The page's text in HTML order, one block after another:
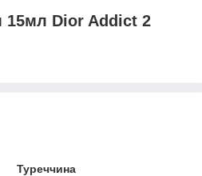
Dior Addict 2
Туреччина